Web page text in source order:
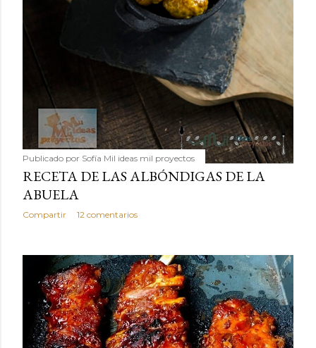
Publicado por Sofía Mil ideas mil proyectos
RECETA DE LAS ALBÓNDIGAS DE LA
ABUELA
Compartir 12 comentarios